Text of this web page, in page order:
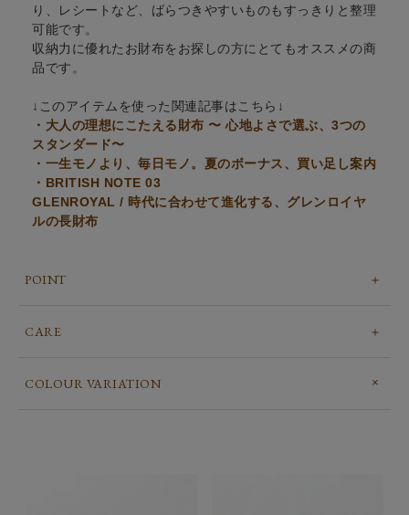
り、レシートなど、ばらつきやすいものもすっきりと整理
可能です。
収納力に優れたお財布をお探しの方にとてもオススメの商
品です。
↓このアイテムを使った関連記事はこちら↓
・大人の理想にこたえる財布 〜 心地よさで選ぶ、3つの
スタンダード〜
・一生モノより、毎日モノ。夏のボーナス、買い足し案内
・BRITISH NOTE 03
GLENROYAL / 時代に合わせて進化する、グレンロイヤ
ルの長財布
POINT
CARE
COLOUR VARIATION